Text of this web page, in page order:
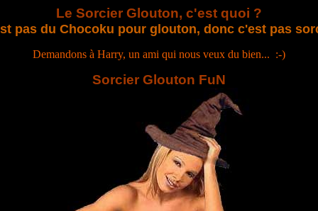
Le Sorcier Glouton, c'est quoi ?
pas du Chocoku pour glouton, donc c'est pas
Demandons à Harry, un ami qui nous veux du bien... :-)
Sorcier Glouton FuN